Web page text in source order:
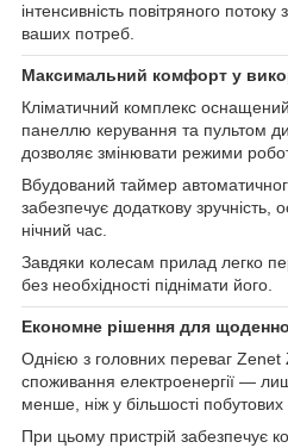
інтенсивність повітряного
ваших потреб.
Максимальний комфорт у
Кліматичний комплекс
панеллю керування та пультом
дозволяє змінювати режими
Вбудований таймер
забезпечує додаткову зручність,
нічний час.
Завдяки колесам прилад легко
без необхідності піднімати його.
Економне рішення для
Однією з головних переваг Zenet
споживання електроенергії —
менше, ніж у більшості побутових
При цьому пристрій забезпечує